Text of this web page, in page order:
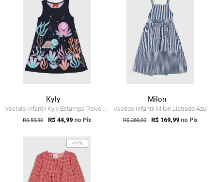
Kyly
Vestido Infantil Kyly Estampa Polvo Azul Escuro
R$ 59,90 R$ 44,99 no Pix
Milon
Vestido Infantil Milon Listrado Azul
R$ 280,90 R$ 169,99 no Pix
-44%